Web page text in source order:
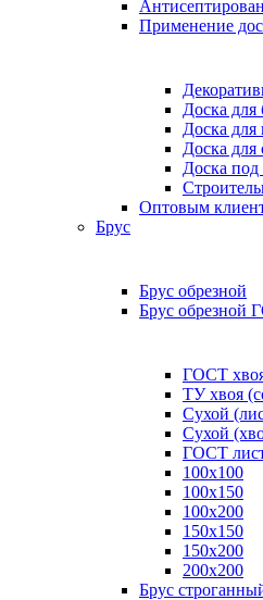
Применение
Доска для
Доска
Доска для
Доска под
Оптовым
Брус
Брус обрезной
Брус обрезной
ГОСТ
ТУ хвоя
Сухой
Сухой
ГОСТ
100x100
100x150
100x200
150x150
150x200
200x200
Брус